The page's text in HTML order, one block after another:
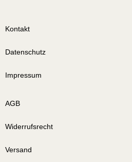
Kontakt
Datenschutz
Impressum
AGB
Widerrufsrecht
Versand